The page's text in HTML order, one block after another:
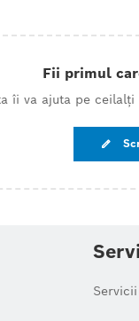
Fii primul
îi va ajuta pe